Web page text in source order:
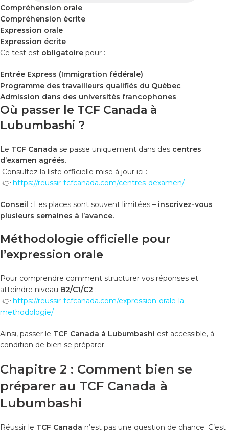
Compréhension orale
Compréhension écrite
Expression orale
Expression écrite
Ce test est obligatoire pour :
Entrée Express (Immigration fédérale)
Programme des travailleurs qualifiés du Québec
Admission dans des universités francophones
Où passer le TCF Canada à
Lubumbashi ?
Le TCF Canada se passe uniquement dans des centres
d’examen agréés.
Consultez la liste officielle mise à jour ici :
👉 https://reussir-tcfcanada.com/centres-dexamen/
Conseil : Les places sont souvent limitées – inscrivez-vous
plusieurs semaines à l’avance.
Méthodologie officielle pour
l’expression orale
Pour comprendre comment structurer vos réponses et
atteindre niveau B2/C1/C2 :
👉 https://reussir-tcfcanada.com/expression-orale-la-
methodologie/
Ainsi, passer le TCF Canada à Lubumbashi est accessible, à
condition de bien se préparer.
Chapitre 2 : Comment bien se
préparer au TCF Canada à
Lubumbashi
Réussir le TCF Canada n’est pas une question de chance. C’est